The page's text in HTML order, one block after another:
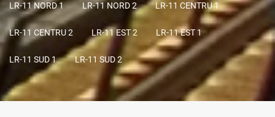
LR-11 NORD 1 LR-11 NORD 2 LR-11 CENTRU 1
LR-11 CENTRU 2 LR-11 EST 2 LR-11 EST 1
LR-11 SUD 1 LR-11 SUD 2